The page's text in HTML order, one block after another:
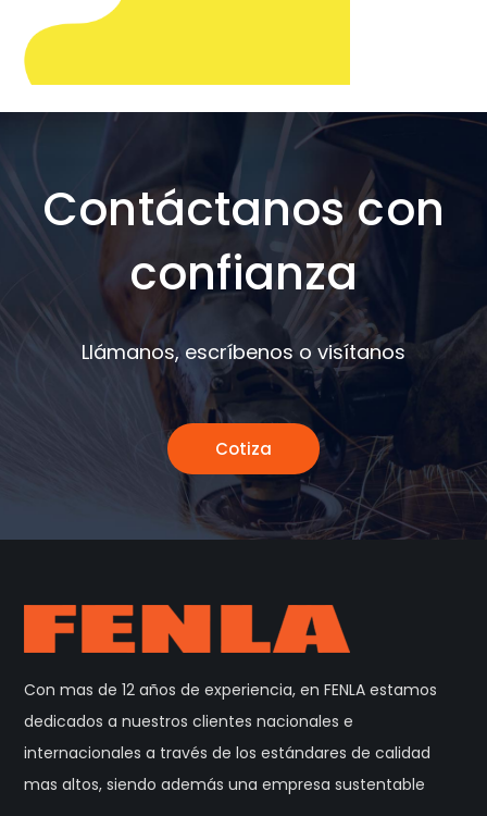
Contáctanos con
confianza
Llámanos, escríbenos o visítanos
Cotiza
Con mas de 12 años de experiencia, en FENLA estamos
dedicados a nuestros clientes nacionales e
internacionales a través de los estándares de calidad
mas altos, siendo además una empresa sustentable